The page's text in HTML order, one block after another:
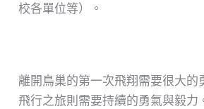
校各單位等）。
離開鳥巢的第一次飛翔需要很大的
飛行之旅則需要持續的勇氣與毅力